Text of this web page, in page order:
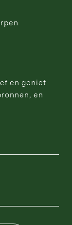
en geniet
en